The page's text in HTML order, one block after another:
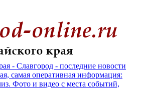
- Славгород - последние новости
самая оперативная информация:
Фото и видео с места событий,